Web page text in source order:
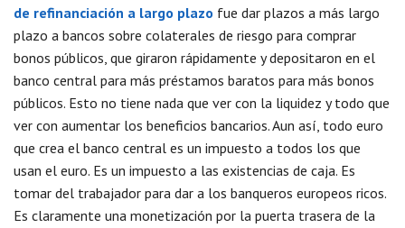
de refinanciación a largo plazo fue dar plazos a más largo
plazo a bancos sobre colaterales de riesgo para comprar
bonos públicos, que giraron rápidamente y depositaron en el
banco central para más préstamos baratos para más bonos
públicos. Esto no tiene nada que ver con la liquidez y todo que
ver con aumentar los beneficios bancarios. Aun así, todo euro
que crea el banco central es un impuesto a todos los que
usan el euro. Es un impuesto a las existencias de caja. Es
tomar del trabajador para dar a los banqueros europeos ricos.
Es claramente una monetización por la puerta trasera de la